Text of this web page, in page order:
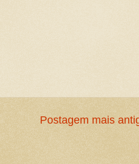
Postagem mais